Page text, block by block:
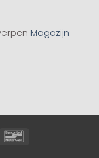
Magazijn: